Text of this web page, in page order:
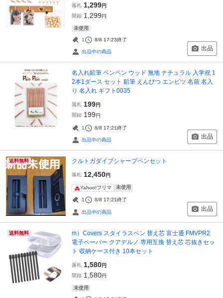
落札 1,299円
開始 1,299円
未使用
1 8/8 17:23終了
出品中の商品 出品
名入れ鉛筆 ペンペン ウッド 無地 ナチュラル 入学祝 1
2本1ダース セット 鉛筆 えんぴつ エンピツ 名前 名入
り 名入れ ギフト0035
落札 199円
開始 199円
1 8/8 17:21終了
出品中の商品 出品
送料無料 クルトガダイブシャープペンセット
落札 12,450円
Yahoo!フリマ 未使用
1 8/8 17:21終了
出品中の商品 出品
送料無料
m）Covers スタイラスペン 替え芯 富士通 FMVPR2
電子ペーパー クアデルノ 専用互換 替え芯 芯抜きセッ
ト 収納ケース付き 10本セット
落札 1,580円
開始 1,580円
未使用